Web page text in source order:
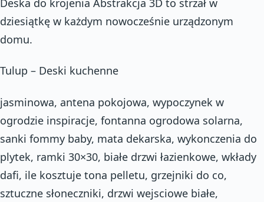
dziesiątkę w każdym nowocześnie urządzonym
domu.
Tulup – Deski kuchenne
jasminowa, antena pokojowa, wypoczynek w
ogrodzie inspiracje, fontanna ogrodowa solarna,
sanki fommy baby, mata dekarska, wykonczenia do
plytek, ramki 30×30, białe drzwi łazienkowe, wkłady
dafi, ile kosztuje tona pelletu, grzejniki do co,
sztuczne słoneczniki, drzwi wejsciowe białe,